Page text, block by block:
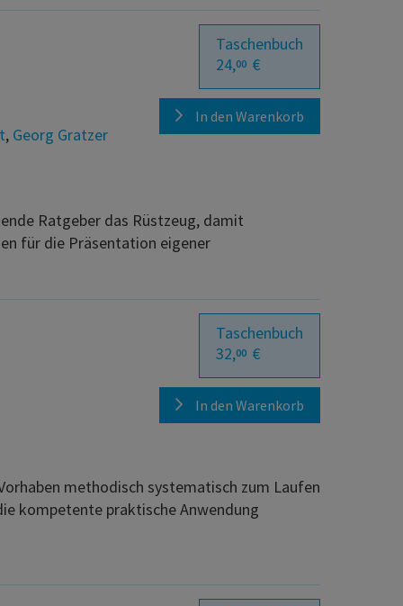
Taschenbuch
24,00 €
In den Warenkorb
, Georg Gratzer
Ratgeber das Rüstzeug, damit
für die Präsentation eigener
Taschenbuch
32,00 €
In den Warenkorb
methodisch systematisch zum Laufen
kompetente praktische Anwendung